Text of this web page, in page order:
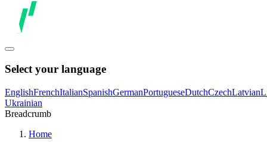
Select your language
EnglishFrenchItalianSpanishGermanPortugueseDutchCzechLatvian
Ukrainian
Breadcrumb
Home